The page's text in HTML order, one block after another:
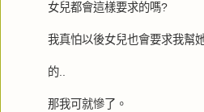
女兒都會這樣要求的嗎?
我真怕以後女兒也會要求我幫
的..
那我可就慘了。